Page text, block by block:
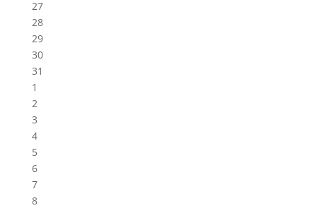
27
28
29
30
31
1
2
3
4
5
6
7
8